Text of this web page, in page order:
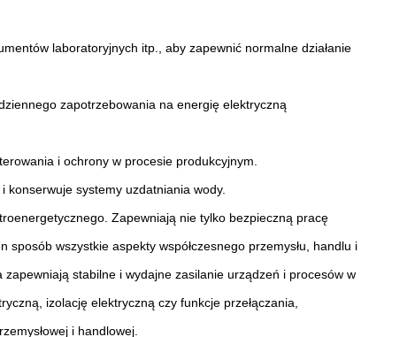
laboratoryjnych itp., aby zapewnić normalne działanie
zapotrzebowania na energię elektryczną
i ochrony w procesie produkcyjnym.
konserwuje systemy uzdatniania wody.
Zapewniają nie tylko bezpieczną pracę
wszystkie aspekty współczesnego przemysłu, handlu i
stabilne i wydajne zasilanie urządzeń i procesów w
izolację elektryczną czy funkcje przełączania,
i handlowej.